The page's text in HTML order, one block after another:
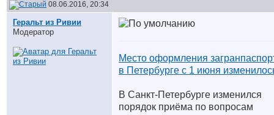
08.06.2016, 20:34
Геральт из Ривии
Модератор
Место оформления
в Петербурге с 1 июня
В Санкт-Петербурге изменился
порядок приёма по вопросам